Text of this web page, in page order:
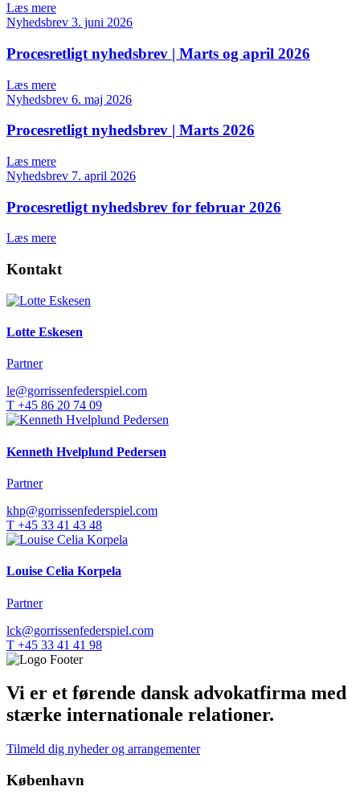
Læs mere
Nyhedsbrev 3. juni 2026
Procesretligt nyhedsbrev | Marts og april 2026
Læs mere
Nyhedsbrev 6. maj 2026
Procesretligt nyhedsbrev | Marts 2026
Læs mere
Nyhedsbrev 7. april 2026
Procesretligt nyhedsbrev for februar 2026
Læs mere
Kontakt
Lotte Eskesen
Partner
le@gorrissenfederspiel.com
T +45 86 20 74 09
Kenneth Hvelplund Pedersen
Partner
khp@gorrissenfederspiel.com
T +45 33 41 43 48
Louise Celia Korpela
Partner
lck@gorrissenfederspiel.com
T +45 33 41 41 98
Vi er et førende dansk advokatfirma med
stærke internationale relationer.
Tilmeld dig nyheder og arrangementer
København